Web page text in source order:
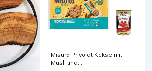
Misura Privolat Kekse mit
Müsli und